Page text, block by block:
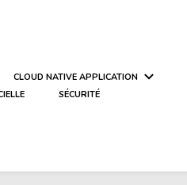
CLOUD NATIVE APPLICATION
SÉCURITÉ